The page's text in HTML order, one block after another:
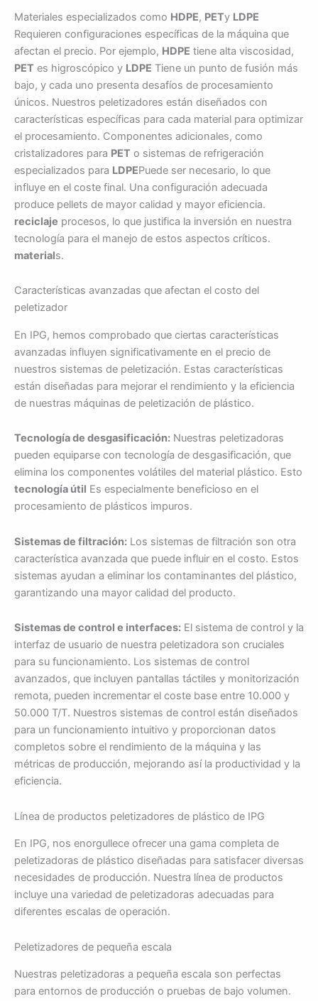
Materiales especializados como HDPE, PETy LDPE
Requieren configuraciones específicas de la máquina que
afectan el precio. Por ejemplo, HDPE tiene alta viscosidad,
PET es higroscópico y LDPE Tiene un punto de fusión más
bajo, y cada uno presenta desafíos de procesamiento
únicos. Nuestros peletizadores están diseñados con
características específicas para cada material para optimizar
el procesamiento. Componentes adicionales, como
cristalizadores para PET o sistemas de refrigeración
especializados para LDPEPuede ser necesario, lo que
influye en el coste final. Una configuración adecuada
produce pellets de mayor calidad y mayor eficiencia.
reciclaje procesos, lo que justifica la inversión en nuestra
tecnología para el manejo de estos aspectos críticos.
materials.
Características avanzadas que afectan el costo del
peletizador
En IPG, hemos comprobado que ciertas características
avanzadas influyen significativamente en el precio de
nuestros sistemas de peletización. Estas características
están diseñadas para mejorar el rendimiento y la eficiencia
de nuestras máquinas de peletización de plástico.
Tecnología de desgasificación: Nuestras peletizadoras
pueden equiparse con tecnología de desgasificación, que
elimina los componentes volátiles del material plástico. Esto
tecnología útil Es especialmente beneficioso en el
procesamiento de plásticos impuros.
Sistemas de filtración: Los sistemas de filtración son otra
característica avanzada que puede influir en el costo. Estos
sistemas ayudan a eliminar los contaminantes del plástico,
garantizando una mayor calidad del producto.
Sistemas de control e interfaces: El sistema de control y la
interfaz de usuario de nuestra peletizadora son cruciales
para su funcionamiento. Los sistemas de control
avanzados, que incluyen pantallas táctiles y monitorización
remota, pueden incrementar el coste base entre 10.000 y
50.000 T/T. Nuestros sistemas de control están diseñados
para un funcionamiento intuitivo y proporcionan datos
completos sobre el rendimiento de la máquina y las
métricas de producción, mejorando así la productividad y la
eficiencia.
Línea de productos peletizadores de plástico de IPG
En IPG, nos enorgullece ofrecer una gama completa de
peletizadoras de plástico diseñadas para satisfacer diversas
necesidades de producción. Nuestra línea de productos
incluye una variedad de peletizadoras adecuadas para
diferentes escalas de operación.
Peletizadores de pequeña escala
Nuestras peletizadoras a pequeña escala son perfectas
para entornos de producción o pruebas de bajo volumen.